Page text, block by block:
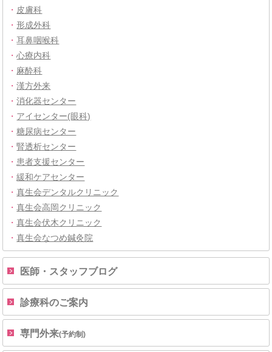
・ 皮膚科
・ 形成外科
・耳鼻咽喉科
・心療内科
・ 麻酔科
・漢方外来
・消化器センター
・ アイセンター(眼科)
・糖尿病センター
・腎透析センター
・ 患者支援センター
・緩和ケアセンター
・真生会デンタルクリニック
・真生会高岡クリニック
・真生会伏木クリニック
・真生会なつめ鍼灸院
医師・スタッフブログ
診療科のご案内
専門外来(予約制)